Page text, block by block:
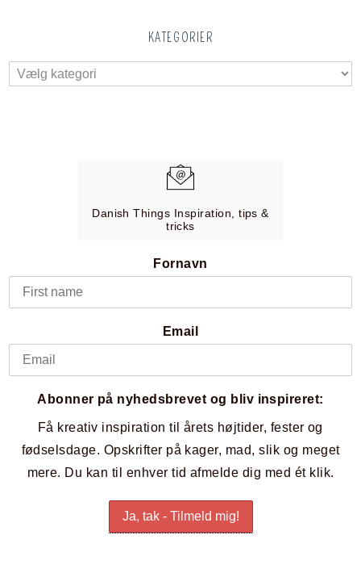
KATEGORIER
Danish Things Inspiration, tips &
tricks
Fornavn
Email
Abonner på nyhedsbrevet og bliv inspireret:
Få kreativ inspiration til årets højtider, fester og
fødselsdage. Opskrifter på kager, mad, slik og meget
mere. Du kan til enhver tid afmelde dig med ét klik.